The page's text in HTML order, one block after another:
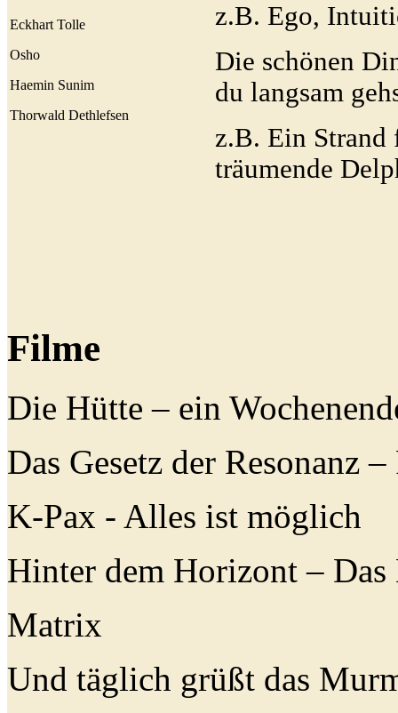
Eckhart Tolle
Osho
Haemin Sunim
Thorwald Dethlefsen
z.B. Ego,
Die schönen
du langsam
z.B. Ein Strand
träumende
Filme
Die Hütte – ein
Das Gesetz der Resonanz
K-Pax - Alles ist möglich
Hinter dem Horizont –
Matrix
Und täglich grüßt das